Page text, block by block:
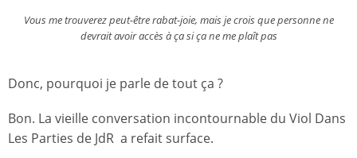
Vous me trouverez peut-être rabat-joie, mais je crois que personne ne
devrait avoir accès à ça si ça ne me plaît pas
Donc, pourquoi je parle de tout ça ?
Bon. La vieille conversation incontournable du Viol Dans
Les Parties de JdR a refait surface.